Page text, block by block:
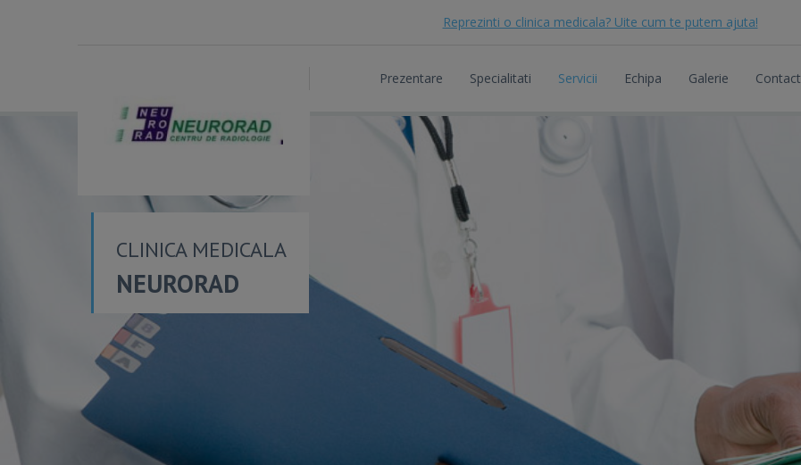
Reprezinti o clinica medicala? Uite cum te putem ajuta!
Prezentare Specialitati Servicii Echipa Galerie Contact
CLINICA MEDICALA
NEURORAD